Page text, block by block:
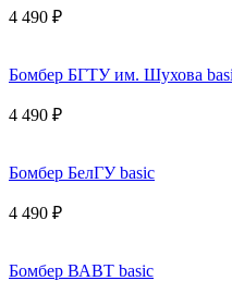
4 490 ₽
Бомбер БГТУ им. Шухова
4 490 ₽
Бомбер БелГУ basic
4 490 ₽
Бомбер ВАВТ basic